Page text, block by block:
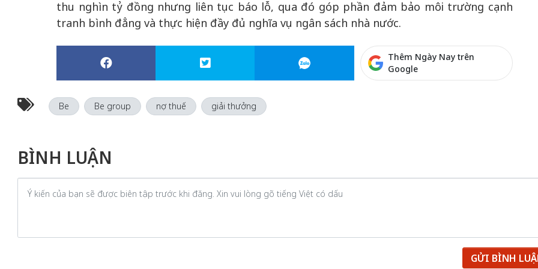
thu nghìn tỷ đồng nhưng liên tục báo lỗ, qua đó góp phần đảm bảo môi trường cạnh
tranh bình đẳng và thực hiện đầy đủ nghĩa vụ ngân sách nhà nước.
Thêm Ngày Nay trên
Google
Be Be group nợ thuế giải thưởng
BÌNH LUẬN
GỬI BÌNH